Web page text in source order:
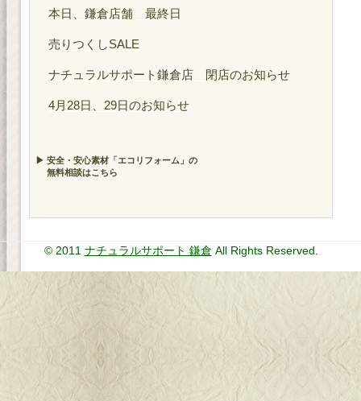
本日、鎌倉店舗 最終日
売りつくしSALE
ナチュラルサポート鎌倉店 閉店のお知らせ
4月28日、29日のお知らせ
▶ 安全・安心素材「エコリフォーム」の
無料相談はこちら
© 2011 ナチュラルサポート 鎌倉 All Rights Reserved.